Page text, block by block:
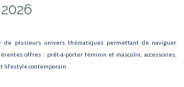
Run Experience
de plusieurs univers thématiques permettant de naviguer
offres : prêt-à-porter féminin et masculin, accessoires,
lifestyle contemporain.